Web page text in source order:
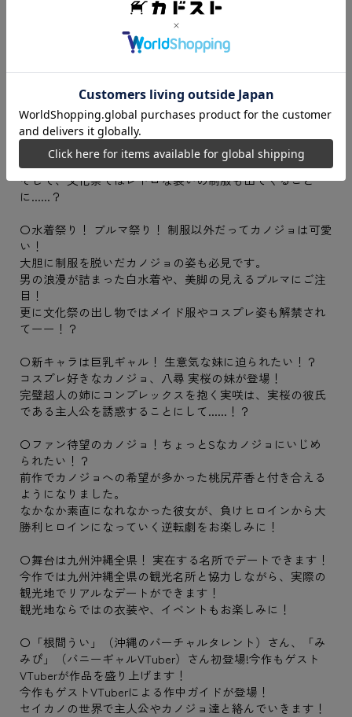
上のENDストーリーの中で、カノジョとの素敵な未来を探
してみてください。
愛のあるENDに辿り着くもよし、欲望に負けるもよし、あ
〇どこまでも制服愛！また、新しい制服を作りました！
「制服カノジョ」の名の通り制服へのこだわりは譲れませ
ん！
カノジョ達の通う西新学園の制服とは別に、制服カノジョ
活動では秋の装いのオリジナル制服を制作しました。
そして、文化祭ではレトロな装いの制服も出てくること
に......？
〇水着祭り！ ブルマ祭り！ 制服以外だってカノジョは可愛
い！
大胆に制服を脱いだカノジョの姿も必見です。
男の浪漫が詰まった白水着や、美脚の見えるブルマにご注
目！
更に文化祭の出し物ではメイド服やコスプレ姿も解禁され
てーー！？
〇新キャラは巨乳ギャル！ 生意気な妹に迫られたい！？
コスプレ好きなカノジョ、八尋 実桜の妹が登場！
完璧超人の姉にコンプレックスを抱く実咲は、実桜の彼氏
である主人公を誘惑することにして......！？
〇ファン待望のカノジョ！ちょっとSなカノジョにいじめ
られたい！？
前作でカノジョへの希望が多かった桃尻芹香と付き合える
ようになりました。
なかなか素直になれなかった彼女が、負けヒロインから大
勝利ヒロインになっていく逆転劇をお楽しみに！
〇舞台は九州沖縄全県！ 実在する名所でデートできます！
今作では九州沖縄全県の観光名所と協力しながら、実際の
観光地でリアルなデートができます！
観光地ならではの衣装や、イベントもお楽しみに！
〇「根間うい」（沖縄のバーチャルタレント）さん、「み
みぴ」（バニーギャルVTuber）さん初登場!今作もゲスト
VTuberが作品を盛り上げます！
今作もゲストVTuberによる作中ガイドが登場！
セイカノの世界で主人公やカノジョ達と絡んでいきます！